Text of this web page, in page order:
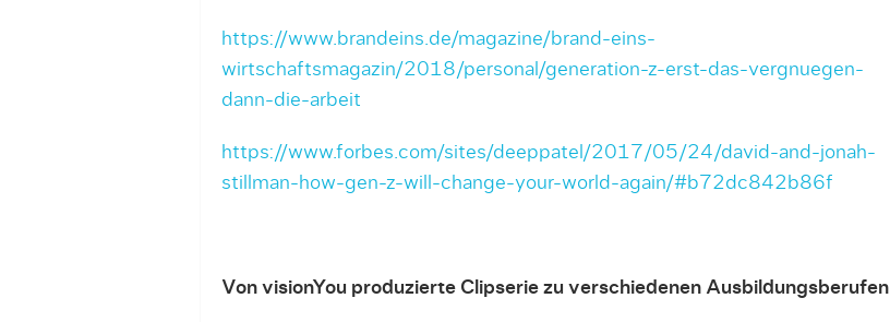
https://www.brandeins.de/magazine/brand-eins-
wirtschaftsmagazin/2018/personal/generation-z-erst-das-vergnuegen-
dann-die-arbeit
https://www.forbes.com/sites/deeppatel/2017/05/24/david-and-jonah-
stillman-how-gen-z-will-change-your-world-again/#b72dc842b86f
Von visionYou produzierte Clipserie zu verschiedenen Ausbildungsberufen